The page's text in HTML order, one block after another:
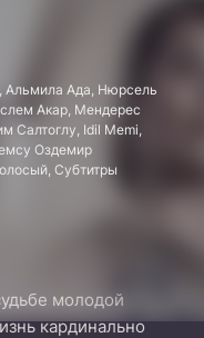
Альмила Ада, Нюрсель
Акар, Мендерес
Салтоглу, Idil Memi,
Оздемир
Субтитры
молодой
кардинально